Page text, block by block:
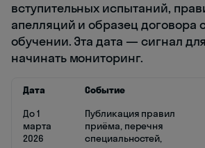
вступительных испытаний,
апелляций и образец договора
обучении. Эта дата — сигнал
начинать мониторинг.
Дата Событие
До 1
марта
2026
Публикация правил
приёма, перечня
специальностей,